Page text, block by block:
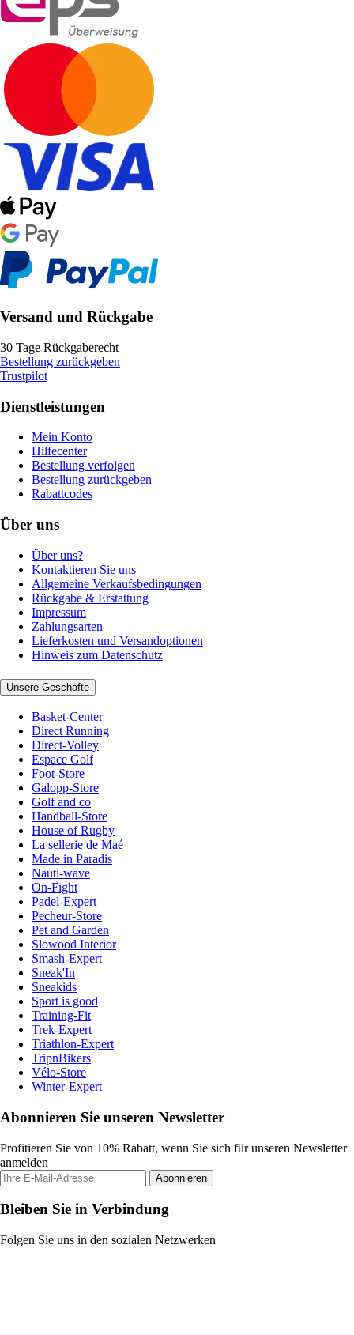
Versand und Rückgabe
30 Tage Rückgaberecht
Bestellung zurückgeben
Trustpilot
Dienstleistungen
Mein Konto
Hilfecenter
Bestellung verfolgen
Bestellung zurückgeben
Rabattcodes
Über uns
Über uns?
Kontaktieren Sie uns
Allgemeine Verkaufsbedingungen
Rückgabe & Erstattung
Impressum
Zahlungsarten
Lieferkosten und Versandoptionen
Hinweis zum Datenschutz
Unsere Geschäfte
Basket-Center
Direct Running
Direct-Volley
Espace Golf
Foot-Store
Galopp-Store
Golf and co
Handball-Store
House of Rugby
La sellerie de Maé
Made in Paradis
Nauti-wave
On-Fight
Padel-Expert
Pecheur-Store
Pet and Garden
Slowood Interior
Smash-Expert
Sneak'In
Sneakids
Sport is good
Training-Fit
Trek-Expert
Triathlon-Expert
TripnBikers
Vélo-Store
Winter-Expert
Abonnieren Sie unseren Newsletter
Profitieren Sie von 10% Rabatt, wenn Sie sich für unseren Newsletter
anmelden
Abonnieren
Bleiben Sie in Verbindung
Folgen Sie uns in den sozialen Netzwerken